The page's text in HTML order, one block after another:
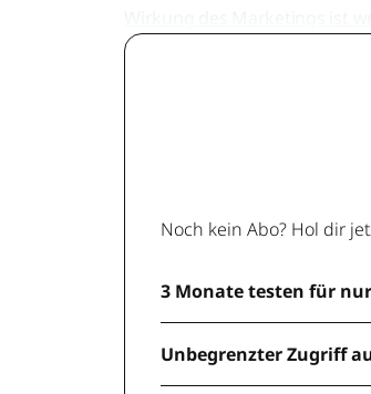
Noch kein Abo? Hol dir
3 Monate testen für nur
Unbegrenzter Zugriff